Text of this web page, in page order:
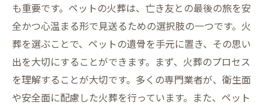
も重要です。ペットの火葬は、亡き友との最後の旅を安
全かつ心温まる形で見送るための選択肢の一つです。火
葬を選ぶことで、ペットの遺骨を手元に置き、その思い
出を大切にすることができます。まず、火葬のプロセス
を理解することが大切です。多くの専門業者が、衛生面
や安全面に配慮した火葬を行っています。また、ペット